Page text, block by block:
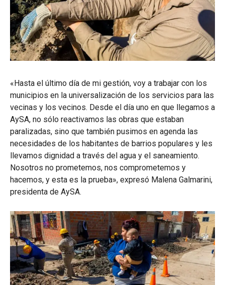
«Hasta el último día de mi gestión, voy a trabajar con los
municipios en la universalización de los servicios para las
vecinas y los vecinos. Desde el día uno en que llegamos a
AySA, no sólo reactivamos las obras que estaban
paralizadas, sino que también pusimos en agenda las
necesidades de los habitantes de barrios populares y les
llevamos dignidad a través del agua y el saneamiento.
Nosotros no prometemos, nos comprometemos y
hacemos, y esta es la prueba», expresó Malena Galmarini,
presidenta de AySA.